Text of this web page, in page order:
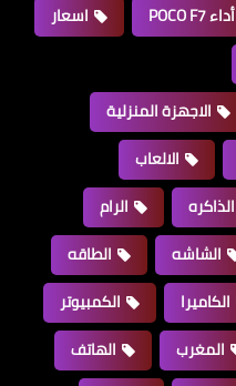
أداء POCO F7
اسعار
الاجهزة المنزلية
الالعاب
الذاكره
الرام
الشاشه
الطاقه
الكاميرا
الكمبيوتر
المغرب
الهاتف